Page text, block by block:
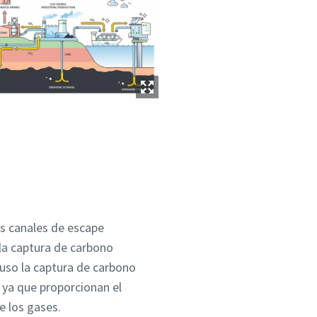
canales de escape
captura de carbono
la captura de carbono
que proporcionan el
los gases.
y
y
y
y
y